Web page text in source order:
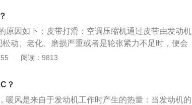
冷暖一体式空调系统。其布置形式是将蒸发器、暖
纵机构等组装在一起，称为空调器总成。
外循环功能。其实内外循环功能就是控制车内空气
。因此，车主要懂得根据车辆所处的环境来选择，比
为了避免汽车尾气等进入车内，车主可以使用空调
气不被污染。2、控制出风口方向：基于冷空气下
遵循开冷气时出风口向上，开暖气时将出风口向
，最好是先打开窗户通风，等热气排出后再上车开
原因如下：皮带打滑：空调压缩机通过皮带由发动机
动、老化、磨损严重或者是轮张紧力不足时，便会
的异响。空调压缩机故障：当车辆开启AC开关时，
调系统风道存在异物时，异物便会随着鼓风机气流
从而发出丝丝的异响。
阅读：9813
？
暖风是来自于发动机工作时产生的热量：当发动机的